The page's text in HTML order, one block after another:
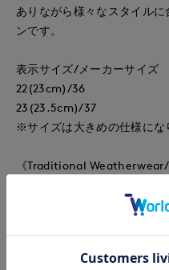
ありながら様々なスタイル
ンです。
表示サイズ/メーカーサイズ
22(23cm)/36
23(23.5cm)/37
※サイズは大きめの仕様にな
《Traditional
MACKINTOSH（マッキント
トッシュ社がプロデュース